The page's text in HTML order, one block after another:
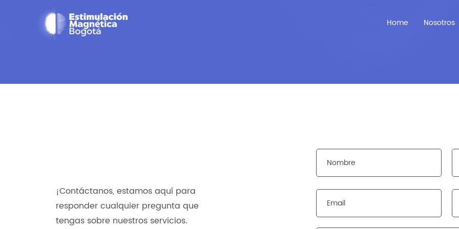
Home Nosotros
¡Contáctanos, estamos aquí para
responder cualquier pregunta que
tengas sobre nuestros servicios.